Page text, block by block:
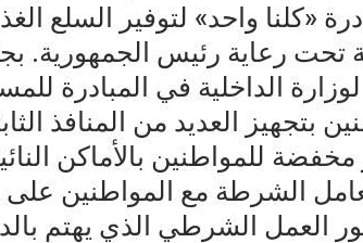
«كلنا واحد» لتوفير السلع
رعاية رئيس الجمهورية.
لوزارة الداخلية في المبادرة
بتجهيز العديد من المنافذ
مخفضة للمواطنين بالأماكن
الشرطة مع المواطنين على
العمل الشرطي الذي يهتم